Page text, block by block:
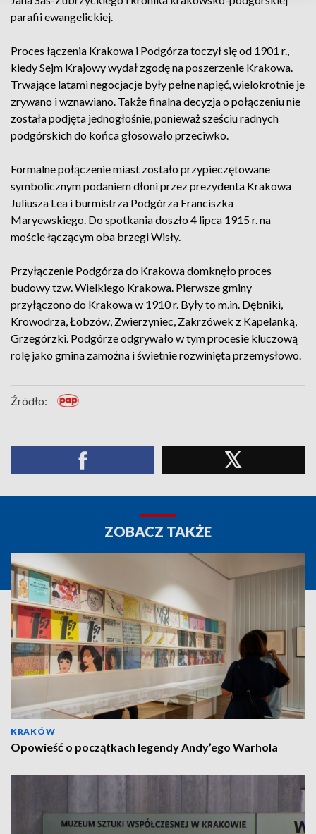
parafii ewangelickiej.
Proces łączenia Krakowa i Podgórza toczył się od 1901 r.,
kiedy Sejm Krajowy wydał zgodę na poszerzenie Krakowa.
Trwające latami negocjacje były pełne napięć, wielokrotnie je
zrywano i wznawiano. Także finalna decyzja o połączeniu nie
została podjęta jednogłośnie, ponieważ sześciu radnych
podgórskich do końca głosowało przeciwko.
Formalne połączenie miast zostało przypieczętowane
symbolicznym podaniem dłoni przez prezydenta Krakowa
Juliusza Lea i burmistrza Podgórza Franciszka
Maryewskiego. Do spotkania doszło 4 lipca 1915 r. na
moście łączącym oba brzegi Wisły.
Przyłączenie Podgórza do Krakowa domknęło proces
budowy tzw. Wielkiego Krakowa. Pierwsze gminy
przyłączono do Krakowa w 1910 r. Były to m.in. Dębniki,
Krowodrza, Łobzów, Zwierzyniec, Zakrzówek z Kapelanką,
Grzegórzki. Podgórze odgrywało w tym procesie kluczową
rolę jako gmina zamożna i świetnie rozwinięta przemysłowo.
Źródło:
ZOBACZ TAKŻE
KRAKÓW
Opowieść o początkach legendy Andy’ego Warhola